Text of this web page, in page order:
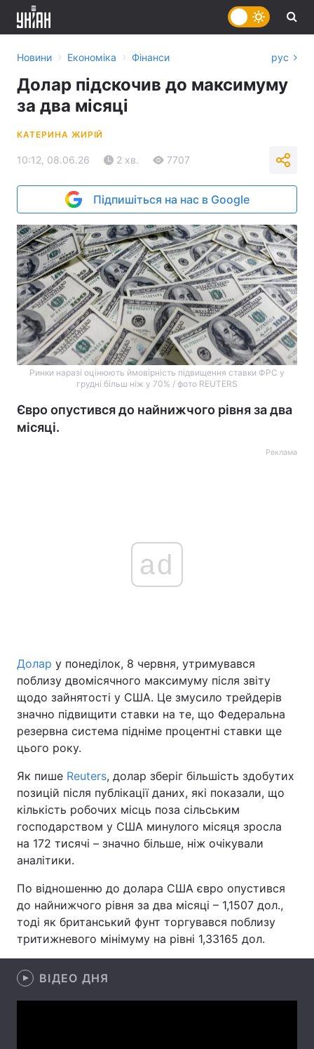
Головна Війна
Україна Політика
Економіка
Спорт Наука
Техно і зв'язок Лайт
Зброя Інциденти
Цікавинки Погода
Екологія Регіони
Лонгріди
Новини › Економіка › Фінанси рус
Долар підскочив до максимуму
за два місяці
КАТЕРИНА ЖИРІЙ
10:12, 08.06.26 2 хв. 7707
Підпишіться на нас в Google
Ринки наразі оцінюють ймовірність підвищення ставки ФРС у
грудні більш ніж у 70% / фото REUTERS
Євро опустився до найнижчого рівня за два
місяці.
Реклама
ad
Долар у понеділок, 8 червня, утримувався
поблизу двомісячного максимуму після звіту
щодо зайнятості у США. Це змусило трейдерів
значно підвищити ставки на те, що Федеральна
резервна система підніме процентні ставки ще
цього року.
Як пише Reuters, долар зберіг більшість здобутих
позицій після публікації даних, які показали, що
кількість робочих місць поза сільським
господарством у США минулого місяця зросла
на 172 тисячі – значно більше, ніж очікували
аналітики.
По відношенню до долара США євро опустився
до найнижчого рівня за два місяці – 1,1507 дол.,
тоді як британський фунт торгувався поблизу
тритижневого мінімуму на рівні 1,33165 дол.
ВІДЕО ДНЯ